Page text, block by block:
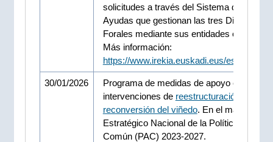
solicitudes a través del Sistema de
Ayudas que gestionan las tres
Forales mediante sus entidades
Más información:
https://www.irekia.euskadi.eus/es/news/
30/01/2026
Programa de medidas de apoyo europeo
intervenciones de reestructuración y
reconversión del viñedo. En el marco del
Estratégico Nacional de la Política Agrícola
Común (PAC) 2023-2027.